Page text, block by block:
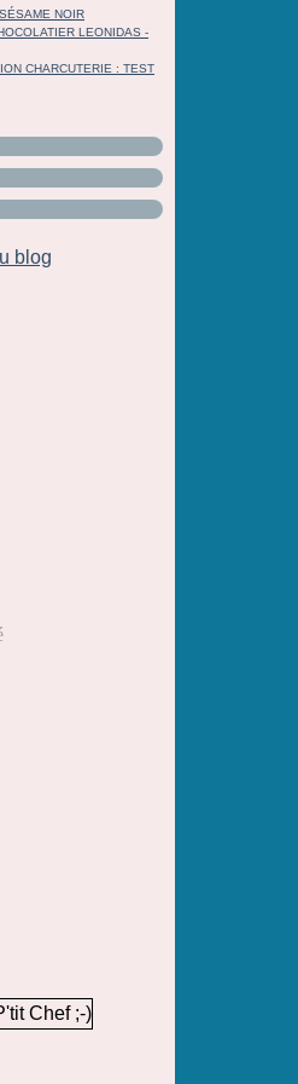
NOIR
LEONIDAS -
CHARCUTERIE : TEST
blog